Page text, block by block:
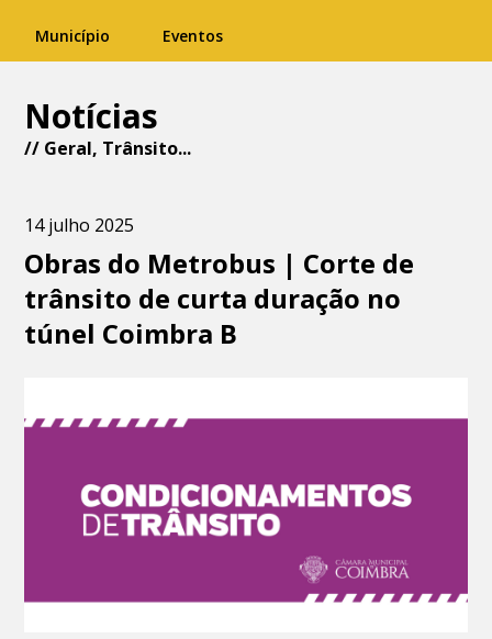
Município Eventos
Notícias
// Geral, Trânsito...
14 julho 2025
Obras do Metrobus | Corte de
trânsito de curta duração no
túnel Coimbra B